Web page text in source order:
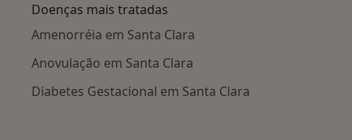
Doenças mais tratadas
Amenorréia em Santa Clara
Anovulação em Santa Clara
Diabetes Gestacional em Santa Clara